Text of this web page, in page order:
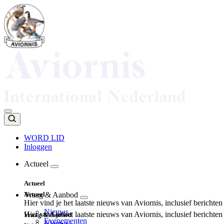
Overslaan
en
naar
de
inhoud
Top
navigation
WORD LID
Inloggen
navigation
Actueel
Actueel
Hier vind je het laatste nieuws van Aviornis, inclusief
Nieuws
Evenementen
Actueel
Hier vind je het laatste nieuws van Aviornis, inclusief
Vraag & Aanbod
Vraag & Aanbod